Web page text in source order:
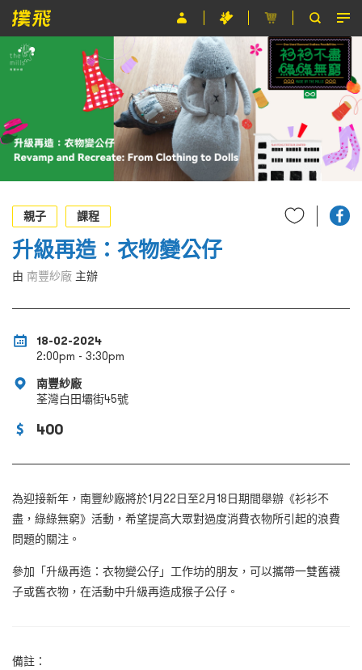
節目
關於撲飛
條款及細則
EN
親子
課程
升級再造：衣物變公仔
由 南豐紗廠 主辦
18-02-2024
2:00pm - 3:30pm
南豐紗廠
荃灣白田壩街45號
400
為迎接新年，南豐紗廠將於1月22日至2月18日期間舉辦《衫衫不
盡，綠綠無窮》活動，希望提高大眾對過度消費衣物所引起的浪費
問題的關注。
參加「升級再造：衣物變公仔」工作坊的朋友，可以攜帶一雙舊襪
子或舊衣物，在活動中升級再造成猴子公仔。
備註：